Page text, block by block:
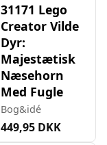
31171 Lego
Creator Vilde
Dyr:
Majestætisk
Næsehorn
Med Fugle
Bog&idé
449,95 DKK